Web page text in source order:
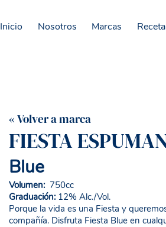
Inicio Nosotros Marcas
« Volver a marca
FIESTA
Blue
Volumen: 750cc
Graduación:12% Alc./Vol.
Porque la vida es una Fiesta y
compañía. Disfruta Fiesta Blue en